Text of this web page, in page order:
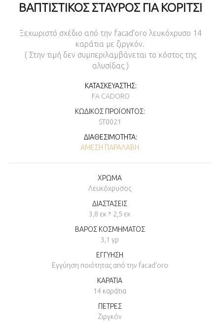
ΒΑΠΤΙΣΤΙΚΌΣ ΣΤΑΥΡΌΣ ΓΙΑ ΚΟΡΊΤΣΙ
Ξεχωριστό σχέδιο από την facad'oro λευκόχρυσο 14
καράτια με ζιργκόν.
( Στην τιμή δεν συμπεριλαμβάνεται το κόστος της
αλυσίδας )
ΚΑΤΑΣΚΕΥΑΣΤΉΣ:
FA CADORO
ΚΩΔΙΚΌΣ ΠΡΟΪΌΝΤΟΣ:
ST0021
ΔΙΑΘΕΣΙΜΌΤΗΤΑ:
ΆΜΕΣΗ ΠΑΡΑΛΑΒΉ
ΧΡΩΜΑ
Λευκόχρυσος
ΔΙΑΣΤΑΣΕΙΣ
3,8 εκ * 2,5 εκ
ΒΑΡΟΣ ΚΟΣΜΗΜΑΤΟΣ
3,1 γρ
ΕΓΓΥΗΣΗ
Εγγύηση ποιότητας από την facad'oro
ΚΑΡΑΤΙΑ
14 καράτια
ΠΕΤΡΕΣ
Ζιργκόν